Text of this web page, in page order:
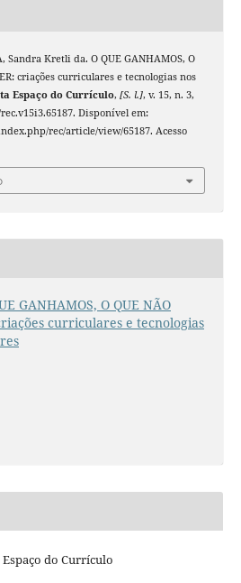
Sandra Kretli da. O QUE GANHAMOS, O
criações curriculares e tecnologias nos
Espaço do Currículo, [S. l.], v. 15, n. 3,
Disponível em:
rec/article/view/65187. Acesso
GANHAMOS, O QUE NÃO
curriculares e tecnologias
do Currículo